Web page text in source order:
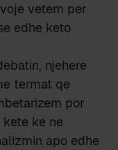
vetem per
edhe keto
njehere
termat qe
por
ke ne
apo edhe